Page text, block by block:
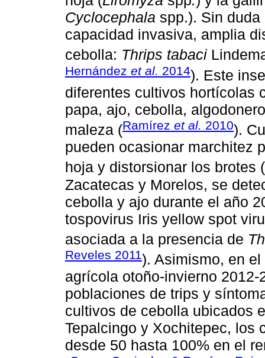
Cyclocephala spp.). Sin
capacidad invasiva, amplia
cebolla: Thrips tabaci
Hernández et al. 2014). Este
diferentes cultivos hortícolas
papa, ajo, cebolla,
maleza (Ramírez et al. 2010).
pueden ocasionar marchitez
hoja y distorsionar los brotes (
Zacatecas y Morelos, se
cebolla y ajo durante el año
tospovirus Iris yellow spot
asociada a la presencia de
Reveles 2011). Asimismo, en
agrícola otoño-invierno
poblaciones de trips y
cultivos de cebolla ubicados
Tepalcingo y Xochitepec, los
desde 50 hasta 100% en el